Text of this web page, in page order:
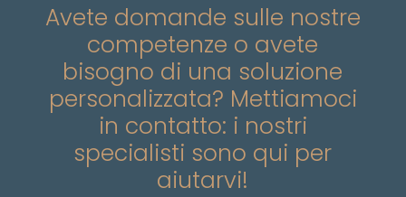
Avete domande sulle nostre
competenze o avete
bisogno di una soluzione
personalizzata? Mettiamoci
in contatto: i nostri
specialisti sono qui per
aiutarvi!